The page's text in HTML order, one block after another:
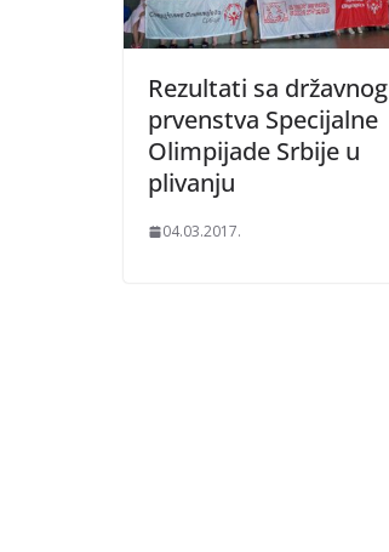
Rezultati sa državnog
prvenstva Specijalne
Olimpijade Srbije u
plivanju
04.03.2017.